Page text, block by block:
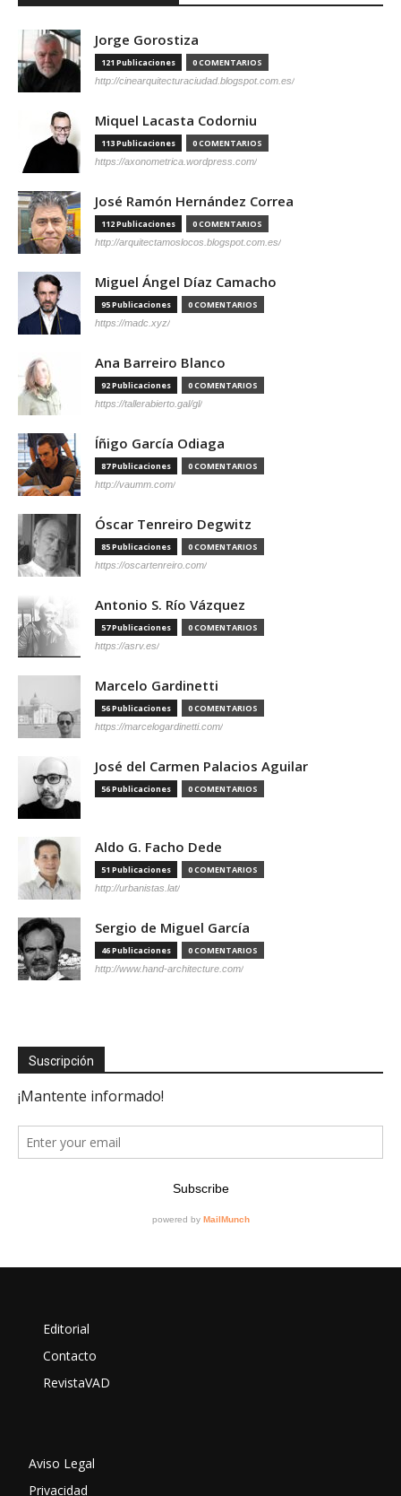
Jorge Gorostiza
121 Publicaciones 0 COMENTARIOS
http://cinearquitecturaciudad.blogspot.com.es/
Miquel Lacasta Codorniu
113 Publicaciones 0 COMENTARIOS
https://axonometrica.wordpress.com/
José Ramón Hernández Correa
112 Publicaciones 0 COMENTARIOS
http://arquitectamoslocos.blogspot.com.es/
Miguel Ángel Díaz Camacho
95 Publicaciones 0 COMENTARIOS
https://madc.xyz/
Ana Barreiro Blanco
92 Publicaciones 0 COMENTARIOS
https://tallerabierto.gal/gl/
Íñigo García Odiaga
87 Publicaciones 0 COMENTARIOS
http://vaumm.com/
Óscar Tenreiro Degwitz
85 Publicaciones 0 COMENTARIOS
https://oscartenreiro.com/
Antonio S. Río Vázquez
57 Publicaciones 0 COMENTARIOS
https://asrv.es/
Marcelo Gardinetti
56 Publicaciones 0 COMENTARIOS
https://marcelogardinetti.com/
José del Carmen Palacios Aguilar
56 Publicaciones 0 COMENTARIOS
Aldo G. Facho Dede
51 Publicaciones 0 COMENTARIOS
http://urbanistas.lat/
Sergio de Miguel García
46 Publicaciones 0 COMENTARIOS
http://www.hand-architecture.com/
Suscripción
Editorial
Contacto
RevistaVAD
Aviso Legal
Privacidad